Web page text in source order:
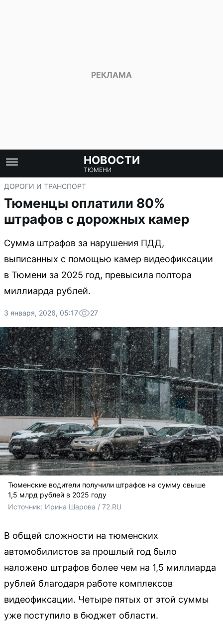
НОВОСТИ
ТЮМЕНИ
ДОРОГИ И ТРАНСПОРТ
Тюменцы оплатили 80%
штрафов с дорожных камер
Сумма штрафов за нарушения ПДД,
выписанных с помощью камер видеофиксации
в Тюмени за 2025 год, превысила полтора
миллиарда рублей.
3 января, 2026, 05:17 27
Тюменские водители получили штрафов на сумму свыше
1,5 млрд рублей в 2025 году
Источник: Ирина Шарова / 72.RU
В общей сложности на тюменских
автомобилистов за прошлый год было
наложено штрафов более чем на 1,5 миллиарда
рублей благодаря работе комплексов
видеофиксации. Четыре пятых от этой суммы
уже поступило в бюджет области.